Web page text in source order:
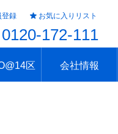
登録 お気に入りリスト
0120-172-111
区 会社情報